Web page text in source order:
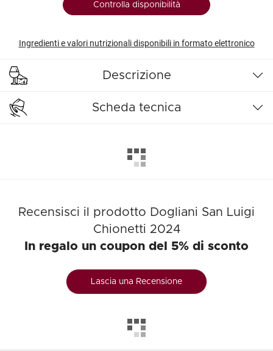
Controlla disponibilità
Ingredienti e valori nutrizionali disponibili in formato elettronico
Descrizione
Scheda tecnica
Recensisci il prodotto Dogliani San Luigi
Chionetti 2024
In regalo un coupon del 5% di sconto
Lascia una Recensione